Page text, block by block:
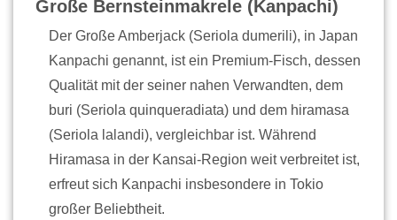
Große Bernsteinmakrele (Kanpachi)
Der Große Amberjack (Seriola dumerili), in Japan
Kanpachi genannt, ist ein Premium-Fisch, dessen
Qualität mit der seiner nahen Verwandten, dem
buri (Seriola quinqueradiata) und dem hiramasa
(Seriola lalandi), vergleichbar ist. Während
Hiramasa in der Kansai-Region weit verbreitet ist,
erfreut sich Kanpachi insbesondere in Tokio
großer Beliebtheit.